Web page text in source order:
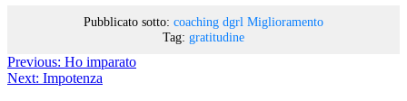
Pubblicato sotto: coaching dgrl Miglioramento
Tag: gratitudine
Previous: Ho imparato
Next: Impotenza